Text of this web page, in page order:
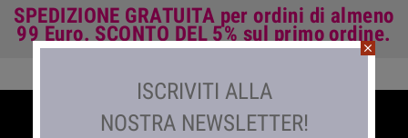
SPEDIZIONE GRATUITA per ordini di almeno
99 Euro. SCONTO DEL 5% sul primo ordine.
close
ISCRIVITI ALLA
NOSTRA NEWSLETTER!